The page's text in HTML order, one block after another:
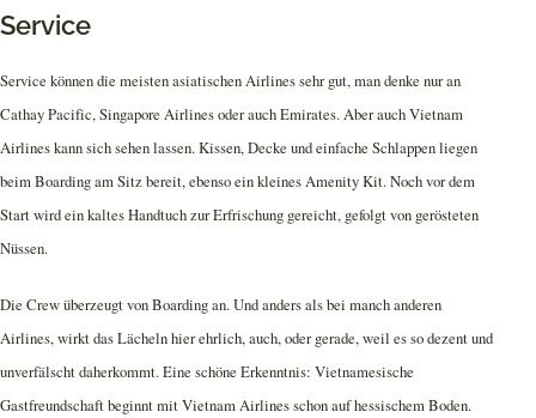
Service
Service können die meisten asiatischen Airlines sehr gut, man denke nur an
Cathay Pacific, Singapore Airlines oder auch Emirates. Aber auch Vietnam
Airlines kann sich sehen lassen. Kissen, Decke und einfache Schlappen liegen
beim Boarding am Sitz bereit, ebenso ein kleines Amenity Kit. Noch vor dem
Start wird ein kaltes Handtuch zur Erfrischung gereicht, gefolgt von gerösteten
Nüssen.
Die Crew überzeugt von Boarding an. Und anders als bei manch anderen
Airlines, wirkt das Lächeln hier ehrlich, auch, oder gerade, weil es so dezent und
unverfälscht daherkommt. Eine schöne Erkenntnis: Vietnamesische
Gastfreundschaft beginnt mit Vietnam Airlines schon auf hessischem Boden.